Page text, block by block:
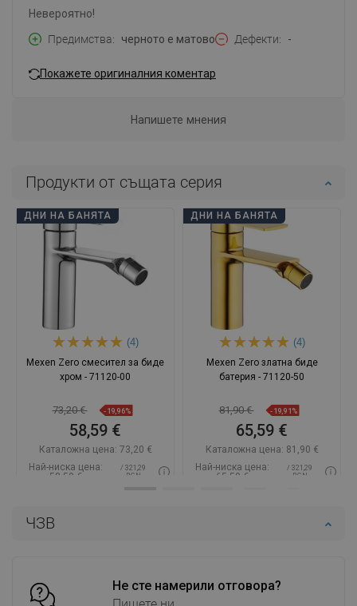
ЧЗВ
Не сте намерили отговора?
Невероятно!
Предимства
черното е матово Дефекти -
Покажете оригиналния коментар
Напишете мнения
Продукти от същата серия
ДНИ НА БАНЯТА
(4)
Mexen Zero смесител за биде
хром - 71120-00
73,20 € -19,96%
58,59 €
Каталожна цена: 73,20 €
Най-ниска цена:
58,59 €
/ 321,29
BGN
Добави в количката
ДНИ НА БАНЯТА
(4)
Mexen Zero златна биде
батерия - 71120-50
81,90 € -19,91%
65,59 €
Каталожна цена: 81,90 €
Най-ниска цена:
65,59 €
/ 321,29
BGN
Добави в количката